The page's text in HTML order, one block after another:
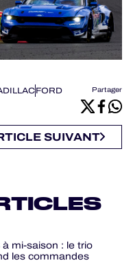
FORD Partager
SUIVANT
mi-saison : le trio
les commandes